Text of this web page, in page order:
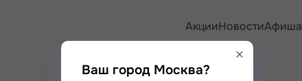
АкцииНовостиАфиша
Ваш город Москва?